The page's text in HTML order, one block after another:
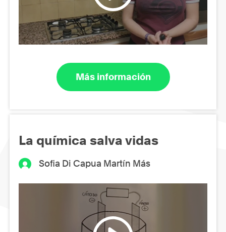
Más información
La química salva vidas
Sofia Di Capua Martín Más